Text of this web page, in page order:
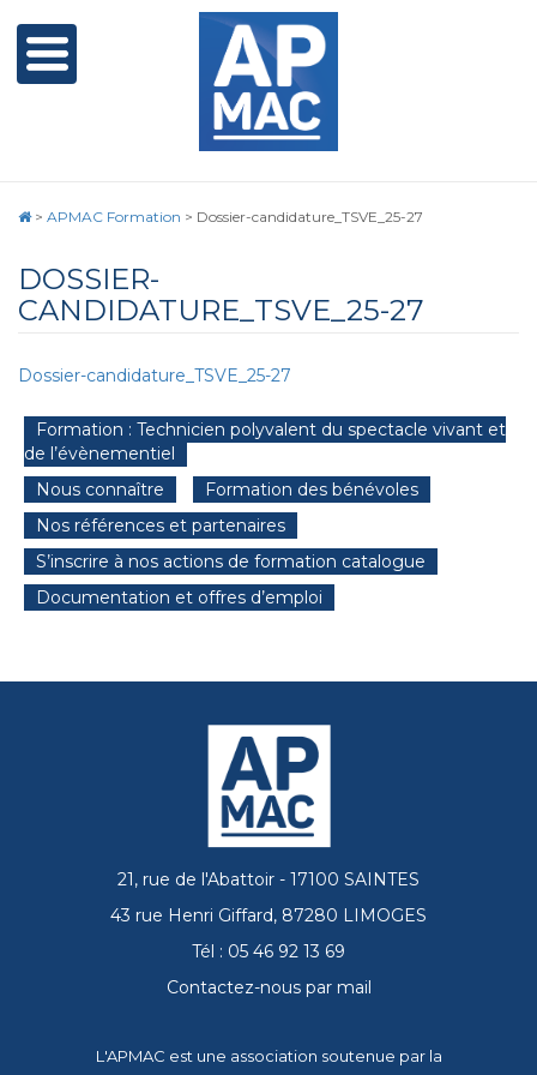
> APMAC Formation > Dossier-candidature_TSVE_25-27
DOSSIER-
CANDIDATURE_TSVE_25-27
Dossier-candidature_TSVE_25-27
Formation : Technicien polyvalent du spectacle vivant et
de l’évènementiel
Nous connaître
Formation des bénévoles
Nos références et partenaires
S’inscrire à nos actions de formation catalogue
Documentation et offres d’emploi
21, rue de l'Abattoir - 17100 SAINTES
43 rue Henri Giffard, 87280 LIMOGES
Tél : 05 46 92 13 69
Contactez-nous par mail
L'APMAC est une association soutenue par la